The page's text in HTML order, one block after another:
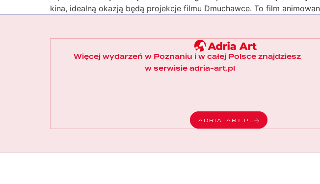
kina, idealną okazją będą projekcje filmu Dmuchawce. To film
Więcej wydarzeń w Poznaniu i w całej Polsce znajdziesz
w serwisie adria-art.pl
ADRIA-ART.PL